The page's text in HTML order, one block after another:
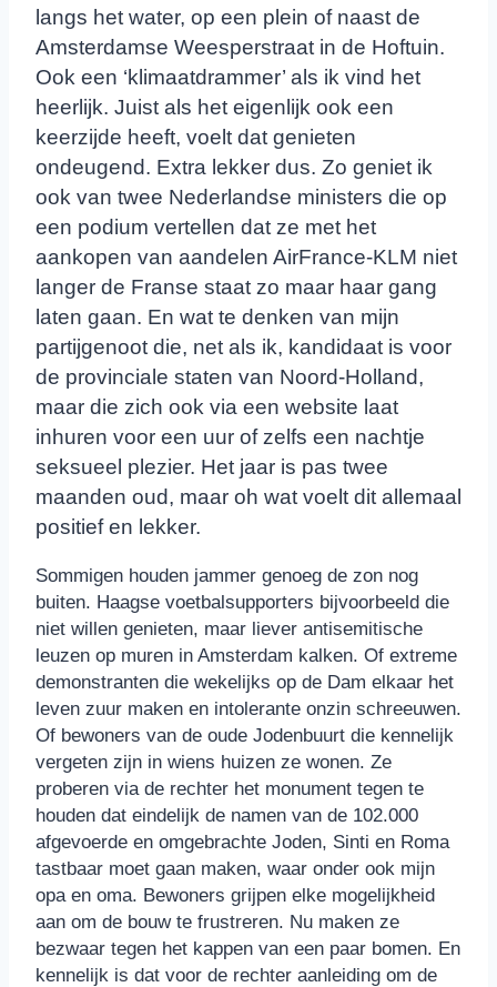
langs het water, op een plein of naast de
Amsterdamse Weesperstraat in de Hoftuin.
Ook een ‘klimaatdrammer’ als ik vind het
heerlijk. Juist als het eigenlijk ook een
keerzijde heeft, voelt dat genieten
ondeugend. Extra lekker dus. Zo geniet ik
ook van twee Nederlandse ministers die op
een podium vertellen dat ze met het
aankopen van aandelen AirFrance-KLM niet
langer de Franse staat zo maar haar gang
laten gaan. En wat te denken van mijn
partijgenoot die, net als ik, kandidaat is voor
de provinciale staten van Noord-Holland,
maar die zich ook via een website laat
inhuren voor een uur of zelfs een nachtje
seksueel plezier. Het jaar is pas twee
maanden oud, maar oh wat voelt dit allemaal
positief en lekker.
Sommigen houden jammer genoeg de zon nog
buiten. Haagse voetbalsupporters bijvoorbeeld die
niet willen genieten, maar liever antisemitische
leuzen op muren in Amsterdam kalken. Of extreme
demonstranten die wekelijks op de Dam elkaar het
leven zuur maken en intolerante onzin schreeuwen.
Of bewoners van de oude Jodenbuurt die kennelijk
vergeten zijn in wiens huizen ze wonen. Ze
proberen via de rechter het monument tegen te
houden dat eindelijk de namen van de 102.000
afgevoerde en omgebrachte Joden, Sinti en Roma
tastbaar moet gaan maken, waar onder ook mijn
opa en oma. Bewoners grijpen elke mogelijkheid
aan om de bouw te frustreren. Nu maken ze
bezwaar tegen het kappen van een paar bomen. En
kennelijk is dat voor de rechter aanleiding om de